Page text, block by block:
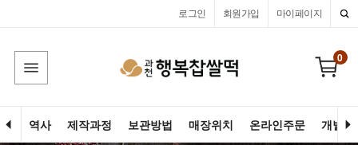
마이페이지
회원가입
로그인
0
역사 제작과정 보관방법 매장위치 온라인주문 개별